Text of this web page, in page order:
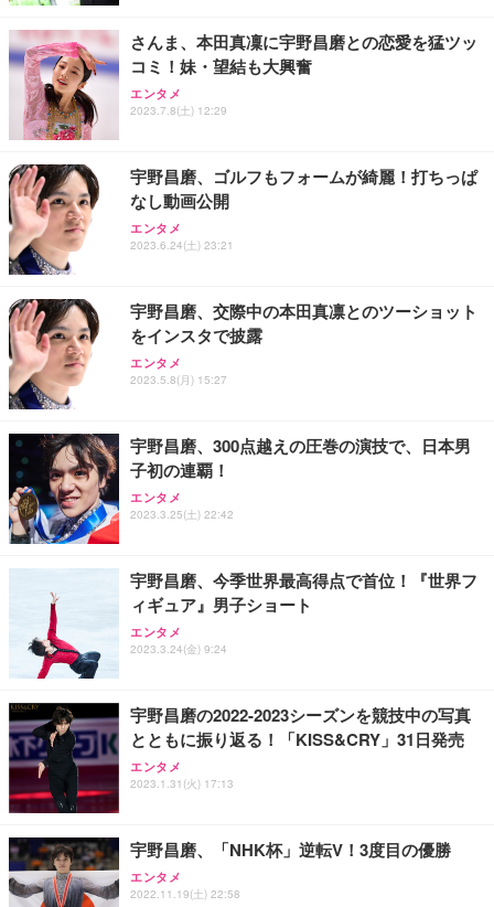
務用 おしゃれ パソコンチェア (ブラック)
Sezlife オフィスチェア デスクチェア 疲れない テレ
ワーク チェア 強化バックレスト 30度ロッキング機
能 人間工学 椅子 腰サポート 90度跳ね上げ式アーム
務用 おしゃれ パソコンチェア (ホワイト)
ANDWINT オフィスチェア デスクチェア 肘なし メ
ッシュ 通気性 ランバーサポート付き 腰サポート ガ
ス圧無段階昇降 360度回転 キャスター付き コンパク
【整備済み品】Dell E2724HS 27インチ 液晶モニタ
ー フルHD（1920×1080）VA 非光沢 HDMI/DisplayP
ort/VGA スピーカー内蔵 高さ調整 スイベル VESA対
【MiniLED/24.5inch/280Hz/FHD】GRAPHT THE S
HOOTER Gaming Monitor 24” Essential ゲーミン
グモニター QD 24.5インチ 1ms FHD 量子ドット 残
Smart Basic(スマートベーシック) 【Amazon.co.jp
限定】 Smart Basic アイリスオーヤマ ペットシーツ
超厚型 お徳用 ワイド 100枚入 (x 1) (ケース販売)
アイリスオーヤマ ペットシーツ 超厚型 お徳用 レギ
ュラー 200枚入【Amazon.co.jp限定】
さんま、本田真凜に宇野昌磨との恋愛を猛ツッ
コミ！妹・望結も大興奮
エンタメ
2023.7.8(土) 12:29
宇野昌磨、ゴルフもフォームが綺麗！打ちっぱ
なし動画公開
エンタメ
2023.6.24(土) 23:21
宇野昌磨、交際中の本田真凛とのツーショット
をインスタで披露
エンタメ
2023.5.8(月) 15:27
宇野昌磨、300点越えの圧巻の演技で、日本男
子初の連覇！
エンタメ
2023.3.25(土) 22:42
宇野昌磨、今季世界最高得点で首位！『世界フ
ィギュア』男子ショート
エンタメ
2023.3.24(金) 9:24
宇野昌磨の2022-2023シーズンを競技中の写真
とともに振り返る！「KISS&CRY」31日発売
エンタメ
2023.1.31(火) 17:13
宇野昌磨、「NHK杯」逆転V！3度目の優勝
エンタメ
2022.11.19(土) 22:58